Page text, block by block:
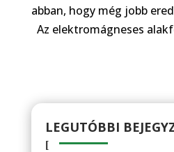
abban, hogy még jobb
Az elektromágneses
LEGUTÓBBI